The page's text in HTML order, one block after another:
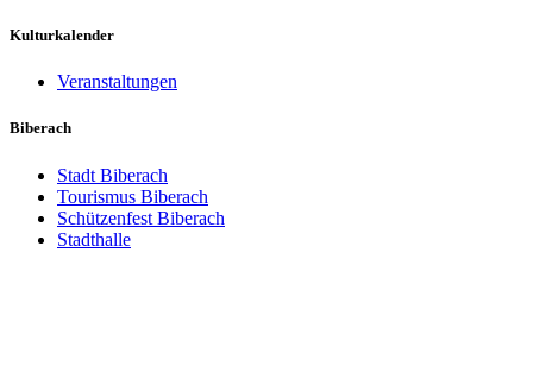
Kulturkalender
Veranstaltungen
Biberach
Stadt Biberach
Tourismus Biberach
Schützenfest Biberach
Stadthalle